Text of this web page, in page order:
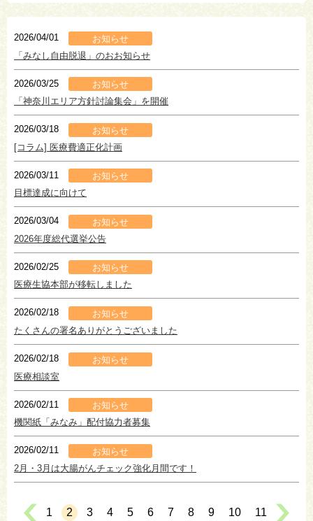
2026/04/01
お知らせ
「みなし自由脱退」のおお知らせ
2026/03/25
お知らせ
「神奈川エリア方針討論集会」を開催
2026/03/18
お知らせ
[コラム] 医療費適正化計画
2026/03/11
お知らせ
目標達成に向けて
2026/03/04
お知らせ
2026年度総代選挙公告
2026/02/25
お知らせ
医療生協本部が移転しました
2026/02/18
お知らせ
たくさんの署名ありがとうございました
2026/02/18
お知らせ
医療相談室
2026/02/11
お知らせ
機関紙「みなみ」配付協力者募集
2026/02/11
お知らせ
2月・3月は大腸がんチェック強化月間です！
1 2 3 4 5 6 7 8 9 10 11